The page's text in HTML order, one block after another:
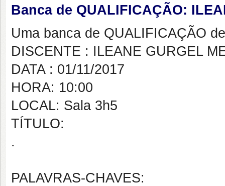
Banca de QUALIFICAÇÃO:
Uma banca de QUALIFICAÇÃO
DISCENTE : ILEANE GURGEL
DATA : 01/11/2017
HORA: 10:00
LOCAL: Sala 3h5
TÍTULO:
.
PALAVRAS-CHAVES: